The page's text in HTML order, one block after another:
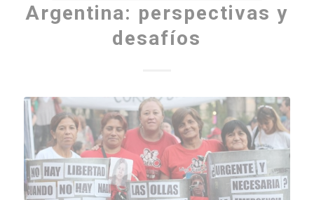
Argentina: perspectivas y
desafíos